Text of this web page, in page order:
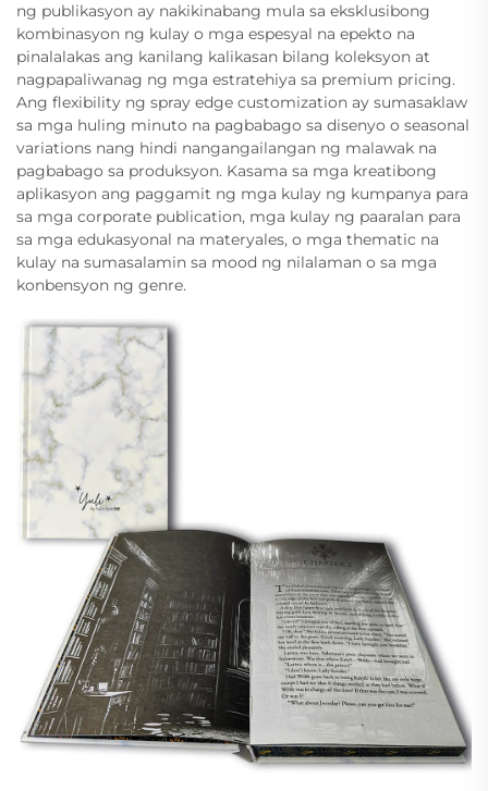
ng publikasyon ay nakikinabang mula sa eksklusibong
kombinasyon ng kulay o mga espesyal na epekto na
pinalalakas ang kanilang kalikasan bilang koleksyon at
nagpapaliwanag ng mga estratehiya sa premium pricing.
Ang flexibility ng spray edge customization ay sumasaklaw
sa mga huling minuto na pagbabago sa disenyo o seasonal
variations nang hindi nangangailangan ng malawak na
pagbabago sa produksyon. Kasama sa mga kreatibong
aplikasyon ang paggamit ng mga kulay ng kumpanya para
sa mga corporate publication, mga kulay ng paaralan para
sa mga edukasyonal na materyales, o mga thematic na
kulay na sumasalamin sa mood ng nilalaman o sa mga
konbensyon ng genre.